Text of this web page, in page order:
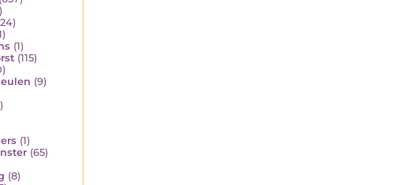
(1)
(115)
(9)
(1)
(65)
(8)